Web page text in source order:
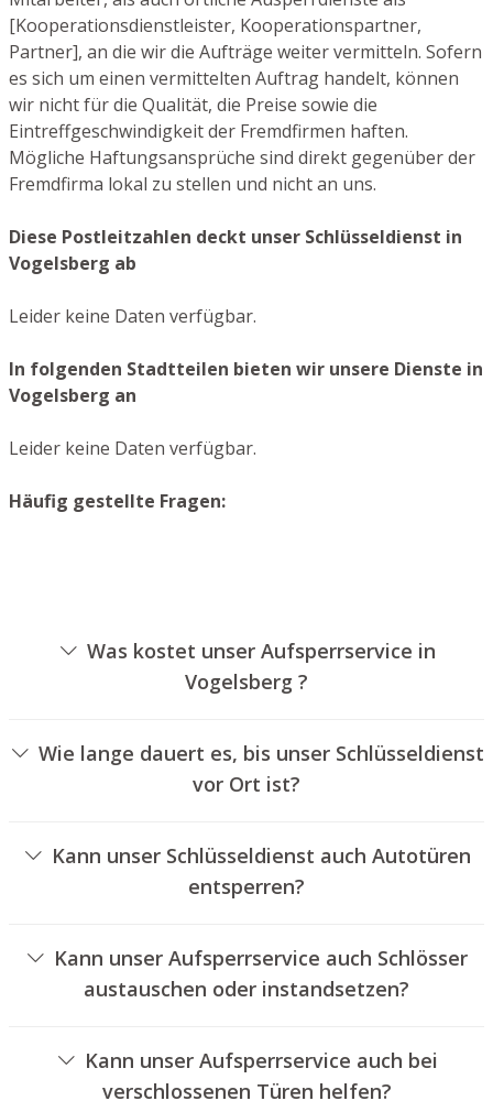
[Kooperationsdienstleister, Kooperationspartner,
Partner], an die wir die Aufträge weiter vermitteln. Sofern
es sich um einen vermittelten Auftrag handelt, können
wir nicht für die Qualität, die Preise sowie die
Eintreffgeschwindigkeit der Fremdfirmen haften.
Mögliche Haftungsansprüche sind direkt gegenüber der
Fremdfirma lokal zu stellen und nicht an uns.
Diese Postleitzahlen deckt unser Schlüsseldienst in
Vogelsberg ab
Leider keine Daten verfügbar.
In folgenden Stadtteilen bieten wir unsere Dienste in
Vogelsberg an
Leider keine Daten verfügbar.
Häufig gestellte Fragen:
Was kostet unser Aufsperrservice in
Vogelsberg ?
unterschiedlichen Optionen ab, wie beispielsweise der
Ausführung des Schlosses, der Dauer der Arbeiten und
eventuellen Kilometerpauschalen. Wir bieten unseren
Wie lange dauert es, bis unser Schlüsseldienst
vor Ort ist?
innerhalb von dreißig Minuten vor Ort. Die reelle
Wartezeit hängt von der Entfernung des Einsatzortes zu
unserer Filiale und den örtlichen Verkehrsbedingungen
Kann unser Schlüsseldienst auch Autotüren
entsperren?
Kann unser Aufsperrservice auch Schlösser
austauschen oder instandsetzen?
von Türschlössern an.
Kann unser Aufsperrservice auch bei
verschlossenen Türen helfen?